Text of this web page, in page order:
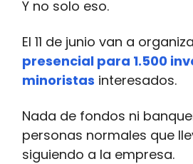
Y no solo eso.
El 11 de junio van a
presencial para 1.500
minoristas interesados.
Nada de fondos ni
personas normales que
siguiendo a la empresa.